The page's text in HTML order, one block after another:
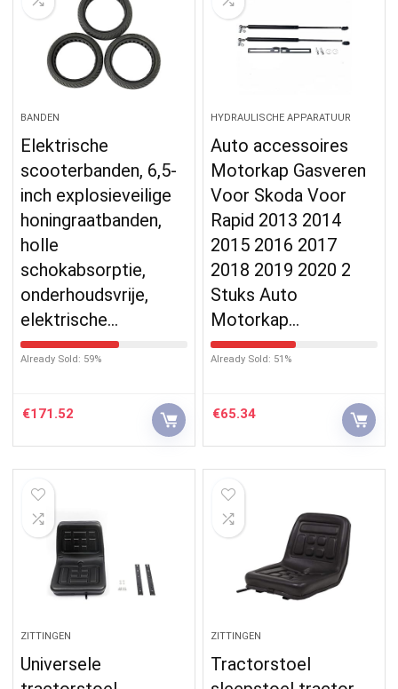
BANDEN
Elektrische
scooterbanden, 6,5-
inch explosieveilige
honingraatbanden,
holle
schokabsorptie,
onderhoudsvrije,
elektrische…
Already Sold: 59%
€171.52
HYDRAULISCHE APPARATUUR
Auto accessoires
Motorkap Gasveren
Voor Skoda Voor
Rapid 2013 2014
2015 2016 2017
2018 2019 2020 2
Stuks Auto
Motorkap…
Already Sold: 51%
€65.34
ZITTINGEN
Universele
ZITTINGEN
Tractorstoel